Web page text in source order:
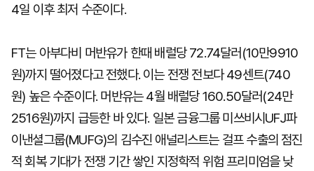
4일 이후 최저 수준이다.
FT는 아부다비 머반유가 한때 배럴당 72.74달러(10만9910
원)까지 떨어졌다고 전했다. 이는 전쟁 전보다 49센트(740
원) 높은 수준이다. 머반유는 4월 배럴당 160.50달러(24만
2516원)까지 급등한 바 있다. 일본 금융그룹 미쓰비시UFJ파
이낸셜그룹(MUFG)의 김수진 애널리스트는 걸프 수출의 점진
적 회복 기대가 전쟁 기간 쌓인 지정학적 위험 프리미엄을 낮